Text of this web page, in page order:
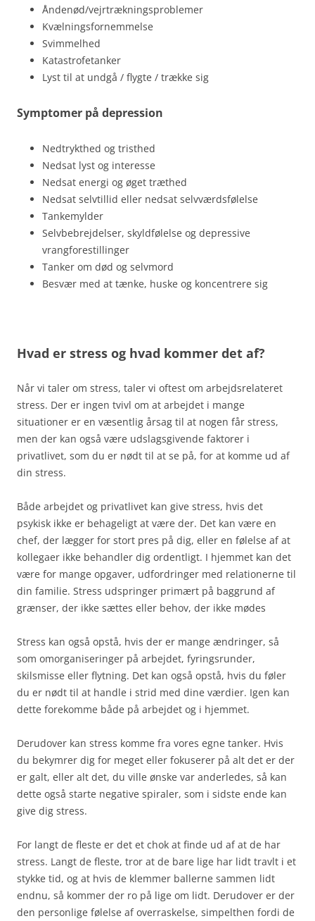
Åndenød/vejrtrækningsproblemer
Kvælningsfornemmelse
Svimmelhed
Katastrofetanker
Lyst til at undgå / flygte / trække sig
Symptomer på depression
Nedtrykthed og tristhed
Nedsat lyst og interesse
Nedsat energi og øget træthed
Nedsat selvtillid eller nedsat selvværdsfølelse
Tankemylder
Selvbebrejdelser, skyldfølelse og depressive
vrangforestillinger
Tanker om død og selvmord
Besvær med at tænke, huske og koncentrere sig
Hvad er stress og hvad kommer det af?
Når vi taler om stress, taler vi oftest om arbejdsrelateret
stress. Der er ingen tvivl om at arbejdet i mange
situationer er en væsentlig årsag til at nogen får stress,
men der kan også være udslagsgivende faktorer i
privatlivet, som du er nødt til at se på, for at komme ud af
din stress.
Både arbejdet og privatlivet kan give stress, hvis det
psykisk ikke er behageligt at være der. Det kan være en
chef, der lægger for stort pres på dig, eller en følelse af at
kollegaer ikke behandler dig ordentligt. I hjemmet kan det
være for mange opgaver, udfordringer med relationerne til
din familie. Stress udspringer primært på baggrund af
grænser, der ikke sættes eller behov, der ikke mødes
Stress kan også opstå, hvis der er mange ændringer, så
som omorganiseringer på arbejdet, fyringsrunder,
skilsmisse eller flytning. Det kan også opstå, hvis du føler
du er nødt til at handle i strid med dine værdier. Igen kan
dette forekomme både på arbejdet og i hjemmet.
Derudover kan stress komme fra vores egne tanker. Hvis
du bekymrer dig for meget eller fokuserer på alt det er der
er galt, eller alt det, du ville ønske var anderledes, så kan
dette også starte negative spiraler, som i sidste ende kan
give dig stress.
For langt de fleste er det et chok at finde ud af at de har
stress. Langt de fleste, tror at de bare lige har lidt travlt i et
stykke tid, og at hvis de klemmer ballerne sammen lidt
endnu, så kommer der ro på lige om lidt. Derudover er der
den personlige følelse af overraskelse, simpelthen fordi de